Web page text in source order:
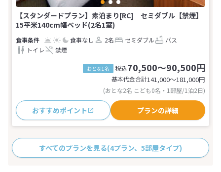
【スタンダードプラン】素泊まり[RC] セミダブル【禁煙】
15平米140cm幅ベッド(2名1室)
食事なし 2名 セミダブル
バス
トイレ
禁煙
おとな1名 税込70,500～90,500円
基本代金合計141,000〜181,000円
(おとな2名 こども0名・1部屋/1泊2日)
おすすめポイント プランの詳細
すべてのプランを見る(4プラン、5部屋タイプ)